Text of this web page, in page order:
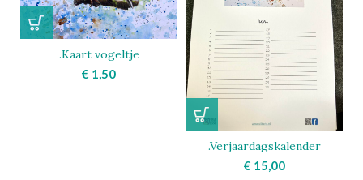
.Kaart vogeltje
€ 1,50
.Verjaardagskalender
€ 15,00